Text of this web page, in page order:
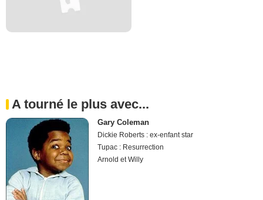
A tourné le plus avec...
Gary Coleman
Dickie Roberts : ex-enfant star
Tupac : Resurrection
Arnold et Willy